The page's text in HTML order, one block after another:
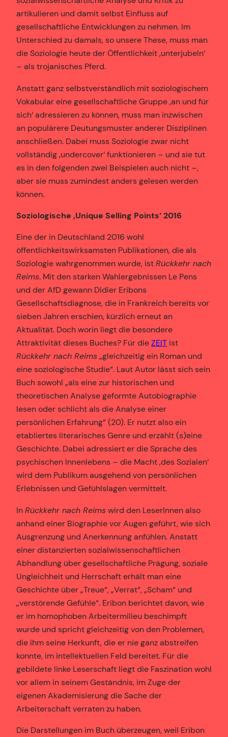
artikulieren und damit selbst Einfluss auf
gesellschaftliche Entwicklungen zu nehmen. Im
Unterschied zu damals, so unsere These, muss man
die Soziologie heute der Öffentlichkeit ‚unterjubeln‘
– als trojanisches Pferd.
Anstatt ganz selbstverständlich mit soziologischem
Vokabular eine gesellschaftliche Gruppe ‚an und für
sich‘ adressieren zu können, muss man inzwischen
an populärere Deutungsmuster anderer Disziplinen
anschließen. Dabei muss Soziologie zwar nicht
vollständig ‚undercover‘ funktionieren – und sie tut
es in den folgenden zwei Beispielen auch nicht –,
aber sie muss zumindest anders gelesen werden
können.
Soziologische ‚Unique Selling Points‘ 2016
Eine der in Deutschland 2016 wohl
öffentlichkeitswirksamsten Publikationen, die als
Soziologie wahrgenommen wurde, istRückkehr nach
Reims. Mit den starken Wahlergebnissen Le Pens
und der AfD gewann Didier Eribons
Gesellschaftsdiagnose, die in Frankreich bereits vor
sieben Jahren erschien, kürzlich erneut an
Aktualität. Doch worin liegt die besondere
Attraktivität dieses Buches? Für dieZEIT ist
Rückkehr nach Reims„gleichzeitig ein Roman und
eine soziologische Studie“. Laut Autor lässt sich sein
Buch sowohl „als eine zur historischen und
theoretischen Analyse geformte Autobiographie
lesen oder schlicht als die Analyse einer
persönlichen Erfahrung“ (20). Er nutzt also ein
etabliertes literarisches Genre und erzählt (s)eine
Geschichte. Dabei adressiert er die Sprache des
psychischen Innenlebens – die Macht ‚des Sozialen‘
wird dem Publikum ausgehend von persönlichen
Erlebnissen und Gefühlslagen vermittelt.
InRückkehr nach Reimswird den LeserInnen also
anhand einer Biographie vor Augen geführt, wie sich
Ausgrenzung und Anerkennung anfühlen. Anstatt
einer distanzierten sozialwissenschaftlichen
Abhandlung über gesellschaftliche Prägung, soziale
Ungleichheit und Herrschaft erhält man eine
Geschichte über „Treue“, „Verrat“, „Scham“ und
„verstörende Gefühle“. Eribon berichtet davon, wie
er im homophoben Arbeitermilieu beschimpft
wurde und spricht gleichzeitig von den Problemen,
die ihm seine Herkunft, die er nie ganz abstreifen
konnte, im intellektuellen Feld bereitet. Für die
gebildete linke Leserschaft liegt die Faszination wohl
vor allem in seinem Geständnis, im Zuge der
eigenen Akademisierung die Sache der
Arbeiterschaft verraten zu haben.
Die Darstellungen im Buch überzeugen, weil Eribon